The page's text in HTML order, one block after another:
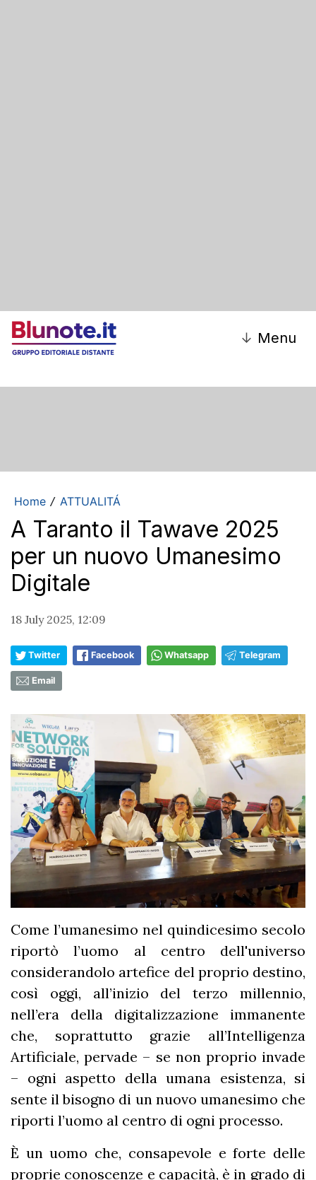
↓ Menu
Home / ATTUALITÁ
A Taranto il Tawave 2025
per un nuovo Umanesimo
Digitale
18 July 2025, 12:09
Twitter Facebook Whatsapp Telegram
Email
Come l’umanesimo nel quindicesimo secolo
riportò l’uomo al centro dell'universo
considerandolo artefice del proprio destino,
così oggi, all’inizio del terzo millennio,
nell’era della digitalizzazione immanente
che, soprattutto grazie all’Intelligenza
Artificiale, pervade – se non proprio invade
– ogni aspetto della umana esistenza, si
sente il bisogno di un nuovo umanesimo che
riporti l’uomo al centro di ogni processo.
È un uomo che, consapevole e forte delle
proprie conoscenze e capacità, è in grado di